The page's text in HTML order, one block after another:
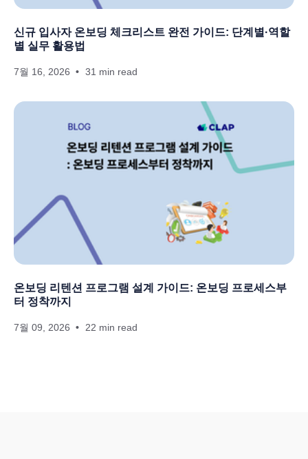
신규 입사자 온보딩 체크리스트 완전 가이드: 단계별·역할
별 실무 활용법
7월 16, 2026 31 min read
온보딩 리텐션 프로그램 설계 가이드: 온보딩 프로세스부
터 정착까지
7월 09, 2026 22 min read